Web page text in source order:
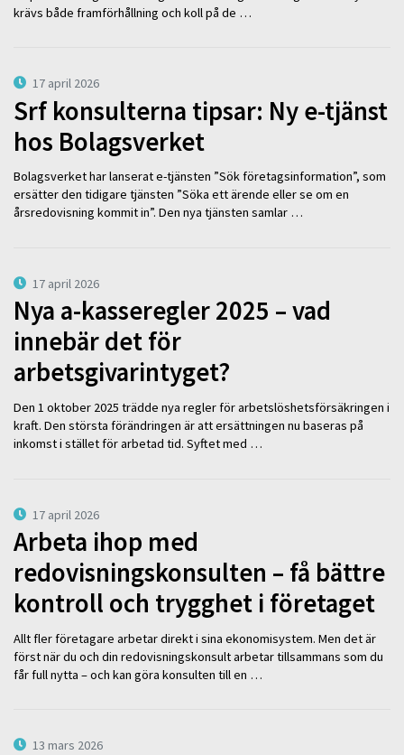
krävs både framförhållning och koll på de …
17 april 2026
Srf konsulterna tipsar: Ny e-tjänst
hos Bolagsverket
Bolagsverket har lanserat e-tjänsten ”Sök företagsinformation”, som
ersätter den tidigare tjänsten ”Söka ett ärende eller se om en
årsredovisning kommit in”. Den nya tjänsten samlar …
17 april 2026
Nya a-kasseregler 2025 – vad
innebär det för
arbetsgivarintyget?
Den 1 oktober 2025 trädde nya regler för arbetslöshetsförsäkringen i
kraft. Den största förändringen är att ersättningen nu baseras på
inkomst i stället för arbetad tid. Syftet med …
17 april 2026
Arbeta ihop med
redovisningskonsulten – få bättre
kontroll och trygghet i företaget
Allt fler företagare arbetar direkt i sina ekonomisystem. Men det är
först när du och din redovisningskonsult arbetar tillsammans som du
får full nytta – och kan göra konsulten till en …
13 mars 2026